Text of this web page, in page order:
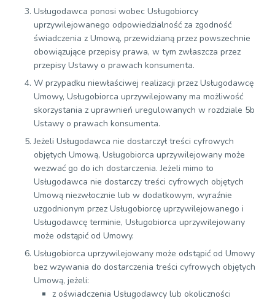
Usługodawca ponosi wobec Usługobiorcy
uprzywilejowanego odpowiedzialność za zgodność
świadczenia z Umową, przewidzianą przez powszechnie
obowiązujące przepisy prawa, w tym zwłaszcza przez
przepisy Ustawy o prawach konsumenta.
W przypadku niewłaściwej realizacji przez Usługodawcę
Umowy, Usługobiorca uprzywilejowany ma możliwość
skorzystania z uprawnień uregulowanych w rozdziale 5b
Ustawy o prawach konsumenta.
Jeżeli Usługodawca nie dostarczył treści cyfrowych
objętych Umową, Usługobiorca uprzywilejowany może
wezwać go do ich dostarczenia. Jeżeli mimo to
Usługodawca nie dostarczy treści cyfrowych objętych
Umową niezwłocznie lub w dodatkowym, wyraźnie
uzgodnionym przez Usługobiorcę uprzywilejowanego i
Usługodawcę terminie, Usługobiorca uprzywilejowany
może odstąpić od Umowy.
Usługobiorca uprzywilejowany może odstąpić od Umowy
bez wzywania do dostarczenia treści cyfrowych objętych
Umową, jeżeli:
z oświadczenia Usługodawcy lub okoliczności